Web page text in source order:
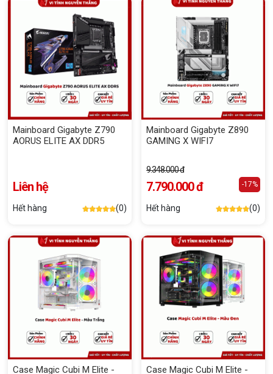
Mainboard Gigabyte Z790
AORUS ELITE AX​ DDR5
Liên hệ
Hết hàng (0)
Mainboard Gigabyte Z890
GAMING X WIFI7
9.348.000 đ
7.790.000 đ -17%
Hết hàng (0)
Case Magic Cubi M Elite -
Case Magic Cubi M Elite -